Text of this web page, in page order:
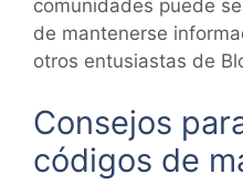
comunidades puede
de mantenerse
otros entusiastas de
Consejos
códigos de